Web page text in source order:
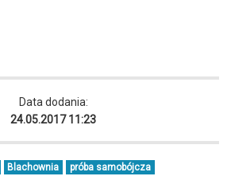
Data dodania:
24.05.2017 11:23
Blachownia próba samobójcza